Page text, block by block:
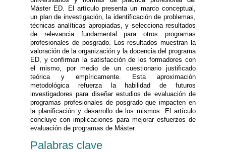
Máster ED. El artículo presenta un marco conceptual,
un plan de investigación, la identificación de problemas,
técnicas analíticas apropiadas, y selecciona resultados
de relevancia fundamental para otros programas
profesionales de posgrado. Los resultados muestran la
valoración de la organización y la docencia del programa
ED, y confirman la satisfacción de los formadores con
el mismo, por medio de un cuestionario justificado
teórica y empíricamente. Esta aproximación
metodológica refuerza la habilidad de futuros
investigadores para diseñar estudios de evaluación de
programas profesionales de posgrado que impacten en
la planificación y desarrollo de los mismos. El artículo
concluye con implicaciones para mejorar esfuerzos de
evaluación de programas de Máster.
Palabras clave